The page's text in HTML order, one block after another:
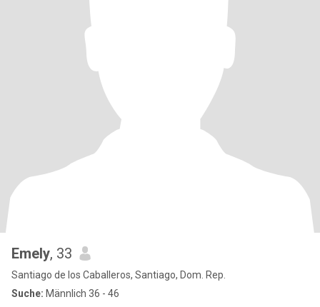
Emely, 33
Santiago de los Caballeros, Santiago, Dom. Rep.
Suche: Männlich 36 - 46